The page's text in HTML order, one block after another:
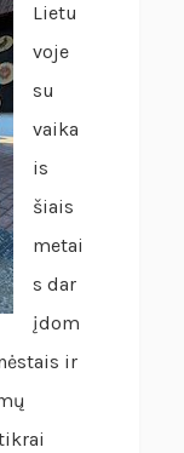
Lietu
voje
su
vaika
is
šiais
metai
s dar
įdom
ir